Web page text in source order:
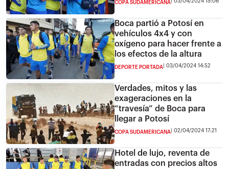
COPA SUDAMERICANA 03/04/2024 15:06
Boca partió a Potosí en
vehículos 4x4 y con
oxígeno para hacer frente a
los efectos de la altura
DEPORTE PORTADA 03/04/2024 14:52
Verdades, mitos y las
exageraciones en la
“travesía” de Boca para
llegar a Potosí
COPA SUDAMERICANA 02/04/2024 17:21
Hotel de lujo, reventa de
entradas con precios altos